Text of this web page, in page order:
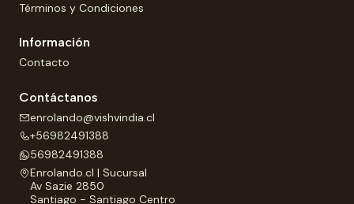
Términos y Condiciones
Información
Contacto
Contáctanos
enrolando@vishvindia.cl
+56982491388
56982491388
Enrolando.cl | Sucursal
Av Sazie 2850
Santiago - Santiago Centro